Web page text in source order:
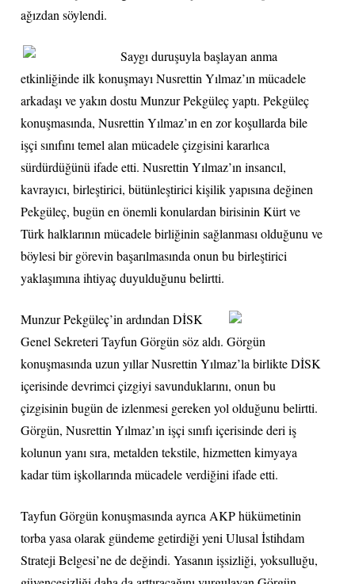
ağızdan söylendi.
Saygı duruşuyla başlayan anma
etkinliğinde ilk konuşmayı Nusrettin Yılmaz’ın mücadele
arkadaşı ve yakın dostu Munzur Pekgüleç yaptı. Pekgüleç
konuşmasında, Nusrettin Yılmaz’ın en zor koşullarda bile
işçi sınıfını temel alan mücadele çizgisini kararlıca
sürdürdüğünü ifade etti. Nusrettin Yılmaz’ın insancıl,
kavrayıcı, birleştirici, bütünleştirici kişilik yapısına değinen
Pekgüleç, bugün en önemli konulardan birisinin Kürt ve
Türk halklarının mücadele birliğinin sağlanması olduğunu ve
böylesi bir görevin başarılmasında onun bu birleştirici
yaklaşımına ihtiyaç duyulduğunu belirtti.
Munzur Pekgüleç’in ardından DİSK
Genel Sekreteri Tayfun Görgün söz aldı. Görgün
konuşmasında uzun yıllar Nusrettin Yılmaz’la birlikte DİSK
içerisinde devrimci çizgiyi savunduklarını, onun bu
çizgisinin bugün de izlenmesi gereken yol olduğunu belirtti.
Görgün, Nusrettin Yılmaz’ın işçi sınıfı içerisinde deri iş
kolunun yanı sıra, metalden tekstile, hizmetten kimyaya
kadar tüm işkollarında mücadele verdiğini ifade etti.
Tayfun Görgün konuşmasında ayrıca AKP hükümetinin
torba yasa olarak gündeme getirdiği yeni Ulusal İstihdam
Strateji Belgesi’ne de değindi. Yasanın işsizliği, yoksulluğu,